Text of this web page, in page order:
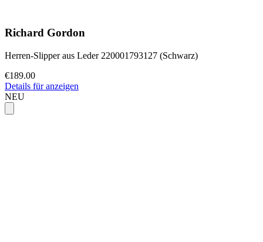
Richard Gordon
Herren-Slipper aus Leder 220001793127 (Schwarz)
€189.00
Details für anzeigen
NEU